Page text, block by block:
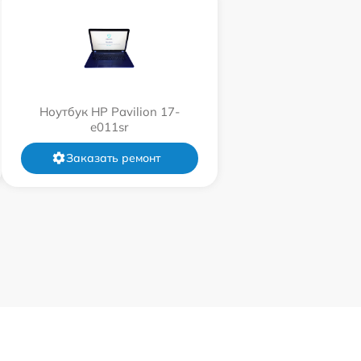
Ноутбук HP Pavilion 17-
e011sr
Заказать ремонт